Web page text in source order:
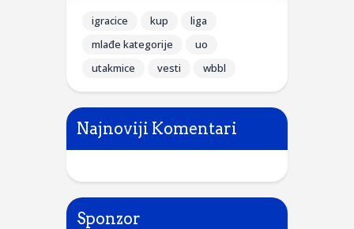
igracice kup
liga
mlađe kategorije
uo
utakmice
vesti wbbl
Najnoviji Komentari
Sponzor